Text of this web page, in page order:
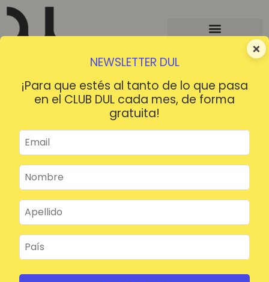
×
NEWSLETTER DUL
¡Para que estés al tanto de lo que pasa
en el CLUB DUL cada mes, de forma
gratuita!
¡HOLA!